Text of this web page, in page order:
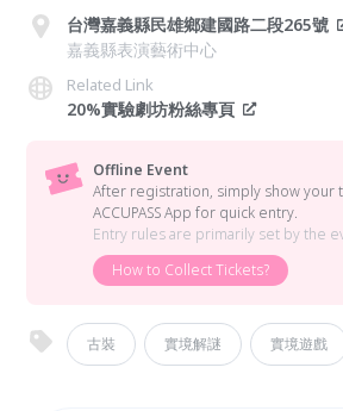
台灣嘉義縣民雄鄉建國路二段265號
嘉義縣表演藝術中心
Related Link
20%實驗劇坊粉絲專頁
Offline Event
After registration, simply show your
ACCUPASS App for quick entry.
Entry rules are primarily set by the
How to Collect Tickets?
古裝 實境解謎 實境遊戲